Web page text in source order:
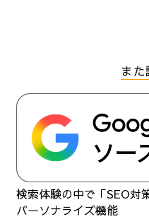
ま
検索体験の中で「SEO対
パーソナライズ機能